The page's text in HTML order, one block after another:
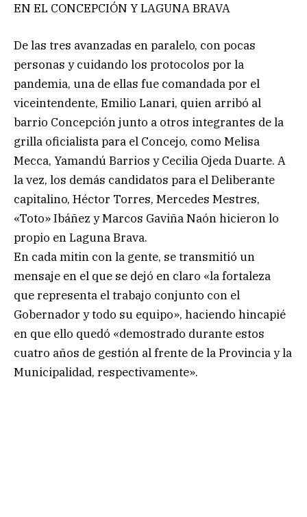
EN EL CONCEPCIÓN Y LAGUNA BRAVA
De las tres avanzadas en paralelo, con pocas
personas y cuidando los protocolos por la
pandemia, una de ellas fue comandada por el
viceintendente, Emilio Lanari, quien arribó al
barrio Concepción junto a otros integrantes de la
grilla oficialista para el Concejo, como Melisa
Mecca, Yamandú Barrios y Cecilia Ojeda Duarte. A
la vez, los demás candidatos para el Deliberante
capitalino, Héctor Torres, Mercedes Mestres,
«Toto» Ibáñez y Marcos Gaviña Naón hicieron lo
propio en Laguna Brava.
En cada mitin con la gente, se transmitió un
mensaje en el que se dejó en claro «la fortaleza
que representa el trabajo conjunto con el
Gobernador y todo su equipo», haciendo hincapié
en que ello quedó «demostrado durante estos
cuatro años de gestión al frente de la Provincia y la
Municipalidad, respectivamente».